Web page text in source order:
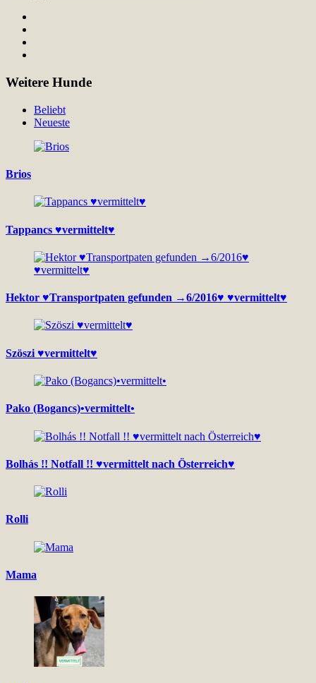
Weitere Hunde
Beliebt
Neueste
Brios
Tappancs ♥vermittelt♥
Hektor ♥Transportpaten gefunden →6/2016♥ ♥vermittelt♥
Szöszi ♥vermittelt♥
Pako (Bogancs)•vermittelt•
Bolhás !! Notfall !! ♥vermittelt nach Österreich♥
Rolli
Mama